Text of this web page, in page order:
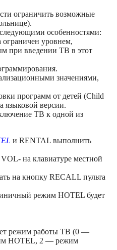
ограничить возможные
особенностями:
уровнем,
при введении ТВ в этот
значениями,
программ от детей (Child
языковой версии.
ТВ к одной из
и RENTAL выполнить
на клавиатуре местной
на кнопку RECALL пульта
режим HOTEL будет
режим работы ТВ (0 —
HOTEL, 2 — режим